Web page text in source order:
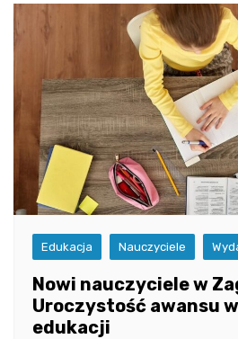
Edukacja Nauczyciele
Nowi nauczyciele w
Uroczystość awansu
edukacji